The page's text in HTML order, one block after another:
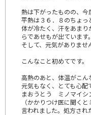
熱は下がったものの、今
平熱は３６．８のちょっ
体が冷たく、汗をあま
らであせもが出ています。
そして、元気がありませ
こんなこと初めてです。
高熱のあと、体温がこん
元気もなく、とても心配
まおうとう ミノマイシ
（かかりつけ医に聞く
言われました。処方され